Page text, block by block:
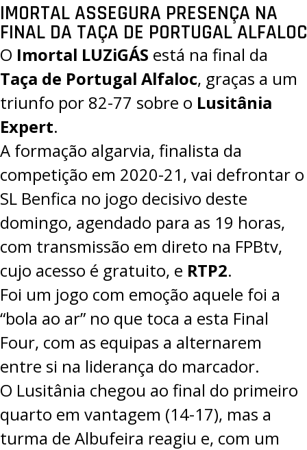
IMORTAL ASSEGURA PRESENÇA NA
FINAL DA TAÇA DE PORTUGAL ALFALOC
O Imortal LUZiGÁS está na final da
Taça de Portugal Alfaloc, graças a um
triunfo por 82-77 sobre o Lusitânia
Expert.
A formação algarvia, finalista da
competição em 2020-21, vai defrontar o
SL Benfica no jogo decisivo deste
domingo, agendado para as 19 horas,
com transmissão em direto na FPBtv,
cujo acesso é gratuito, e RTP2.
Foi um jogo com emoção aquele foi a
“bola ao ar” no que toca a esta Final
Four, com as equipas a alternarem
entre si na liderança do marcador.
O Lusitânia chegou ao final do primeiro
quarto em vantagem (14-17), mas a
turma de Albufeira reagiu e, com um